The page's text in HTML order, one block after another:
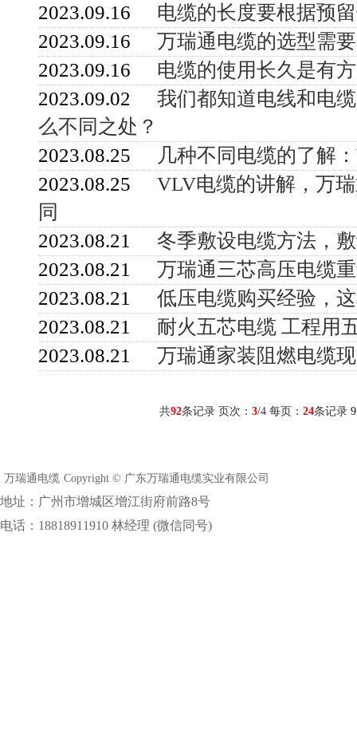
2023.09.16
电缆的长度要根据预
2023.09.16
万瑞通电缆的选型需
2023.09.16
电缆的使用长久是有
2023.09.02
我们都知道电线和电
么不同之处？
2023.08.25
几种不同电缆的了解
2023.08.25
VLV电缆的讲解，万
同
2023.08.21
冬季敷设电缆方法，
2023.08.21
万瑞通三芯高压电缆
2023.08.21
低压电缆购买经验，
2023.08.21
耐火五芯电缆 工程用
2023.08.21
万瑞通家装阻燃电缆
共92条记录 页次： 3/4 每页： 24条记录 9
万瑞通电缆 Copyright © 广东万瑞通电缆实业有限公司
地址：广州市增城区增江街府前路8号
电话：18818911910 林经理 (微信同号)